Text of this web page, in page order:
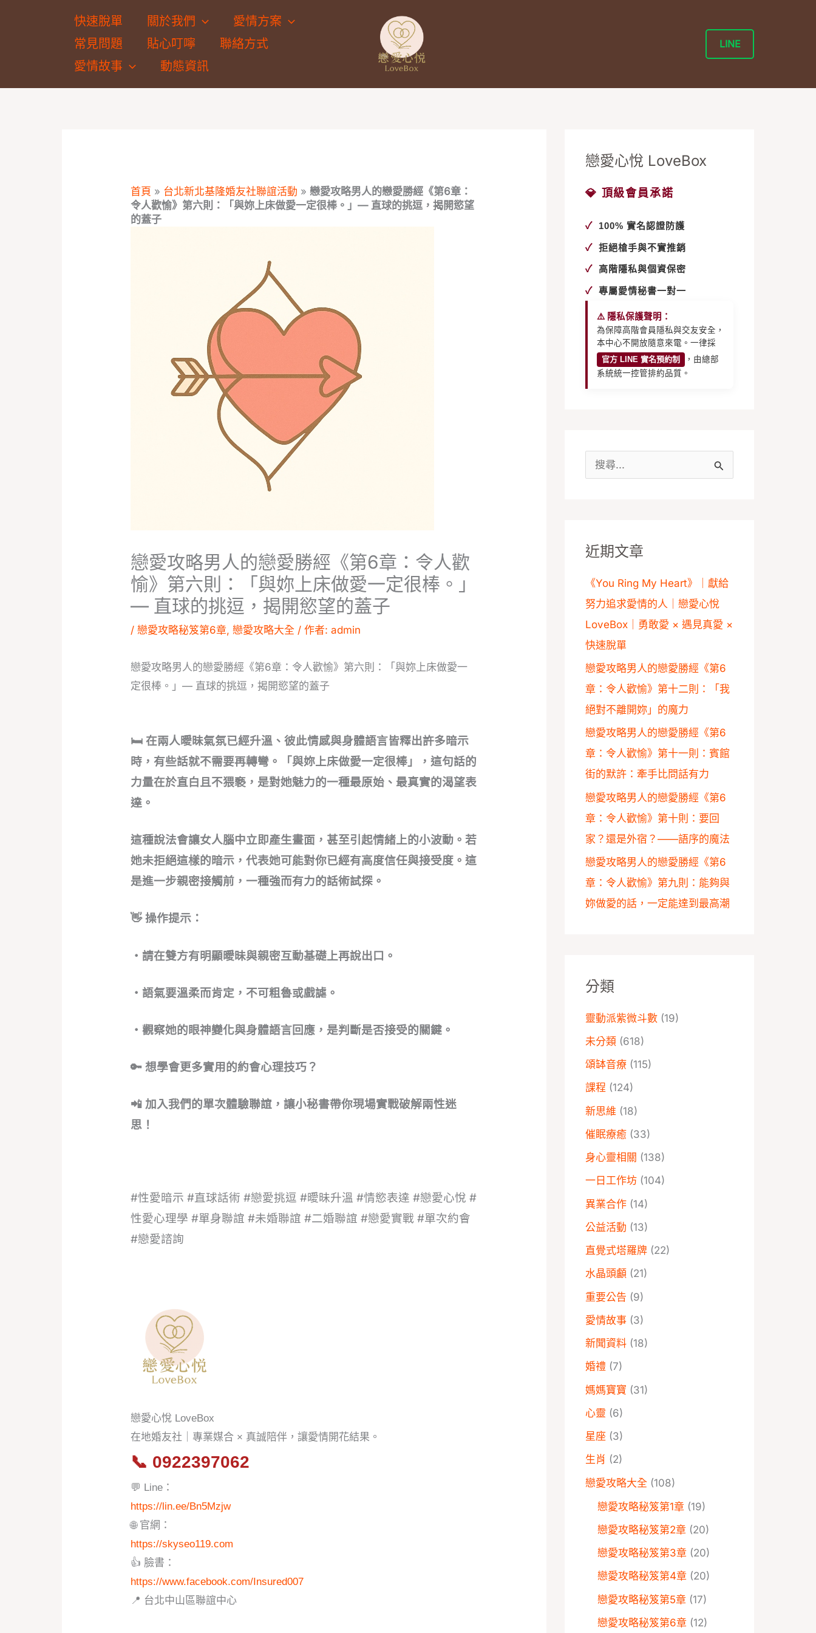
快速脫單 關於我們
愛情方案
常見問題
貼心叮嚀
聯絡方式
愛情故事
動態資訊
LINE
首頁 » 台北新北基隆婚友社聯誼活動 »戀愛攻略男人的戀愛勝經《第6章：
令人歡愉》第六則：「與妳上床做愛一定很棒。」— 直球的挑逗，揭開慾望
的蓋子
戀愛攻略男人的戀愛勝經《第6章：令人歡
愉》第六則：「與妳上床做愛一定很棒。」
— 直球的挑逗，揭開慾望的蓋子
/戀愛攻略秘笈第6章,戀愛攻略大全 / 作者:admin
戀愛攻略男人的戀愛勝經《第6章：令人歡愉》第六則：「與妳上床做愛一
定很棒。」— 直球的挑逗，揭開慾望的蓋子
🛏️ 在兩人曖昧氣氛已經升溫、彼此情感與身體語言皆釋出許多暗示
時，有些話就不需要再轉彎。「與妳上床做愛一定很棒」，這句話的
力量在於直白且不猥褻，是對她魅力的一種最原始、最真實的渴望表
達。
這種說法會讓女人腦中立即產生畫面，甚至引起情緒上的小波動。若
她未拒絕這樣的暗示，代表她可能對你已經有高度信任與接受度。這
是進一步親密接觸前，一種強而有力的話術試探。
👋 操作提示：
・請在雙方有明顯曖昧與親密互動基礎上再說出口。
・語氣要溫柔而肯定，不可粗魯或戲謔。
・觀察她的眼神變化與身體語言回應，是判斷是否接受的關鍵。
🔑 想學會更多實用的約會心理技巧？
📲 加入我們的單次體驗聯誼，讓小秘書帶你現場實戰破解兩性迷
思！
#性愛暗示 #直球話術 #戀愛挑逗 #曖昧升溫 #情慾表達 #戀愛心悅 #
性愛心理學 #單身聯誼 #未婚聯誼 #二婚聯誼 #戀愛實戰 #單次約會
#戀愛諮詢
戀愛心悅 LoveBox
在地婚友社｜專業媒合 × 真誠陪伴，讓愛情開花結果。
📞 0922397062
💬 Line：
https://lin.ee/Bn5Mzjw
🌐 官網：
https://skyseo119.com
👍 臉書：
https://www.facebook.com/Insured007
📍 台北中山區聯誼中心
戀愛心悅 LoveBox
💎 頂級會員承諾
✓ 100% 實名認證防護
✓ 拒絕槍手與不實推銷
✓ 高階隱私與個資保密
✓ 專屬愛情秘書一對一
⚠️ 隱私保護聲明：
為保障高階會員隱私與交友安全，
本中心不開放隨意來電。一律採
官方 LINE 實名預約制
，由總部
系統統一控管排約品質。
字
近期文章
《You Ring My Heart》｜獻給
努力追求愛情的人｜戀愛心悅
LoveBox｜勇敢愛 × 遇見真愛 ×
快速脫單
戀愛攻略男人的戀愛勝經《第6
章：令人歡愉》第十二則：「我
絕對不離開妳」的魔力
戀愛攻略男人的戀愛勝經《第6
章：令人歡愉》第十一則：賓館
街的默許：牽手比問話有力
戀愛攻略男人的戀愛勝經《第6
章：令人歡愉》第十則：要回
家？還是外宿？——語序的魔法
戀愛攻略男人的戀愛勝經《第6
章：令人歡愉》第九則：能夠與
妳做愛的話，一定能達到最高潮
分類
靈動派紫微斗數 (19)
未分類 (618)
頌缽音療 (115)
課程 (124)
新思維 (18)
催眠療癒 (33)
身心靈相關 (138)
一日工作坊 (104)
異業合作 (14)
公益活動 (13)
直覺式塔羅牌 (22)
水晶頭顱 (21)
重要公告 (9)
愛情故事 (3)
新聞資料 (18)
婚禮 (7)
媽媽寶寶 (31)
心靈 (6)
星座 (3)
生肖 (2)
戀愛攻略大全 (108)
戀愛攻略秘笈第1章 (19)
戀愛攻略秘笈第2章 (20)
戀愛攻略秘笈第3章 (20)
戀愛攻略秘笈第4章 (20)
戀愛攻略秘笈第5章 (17)
戀愛攻略秘笈第6章 (12)